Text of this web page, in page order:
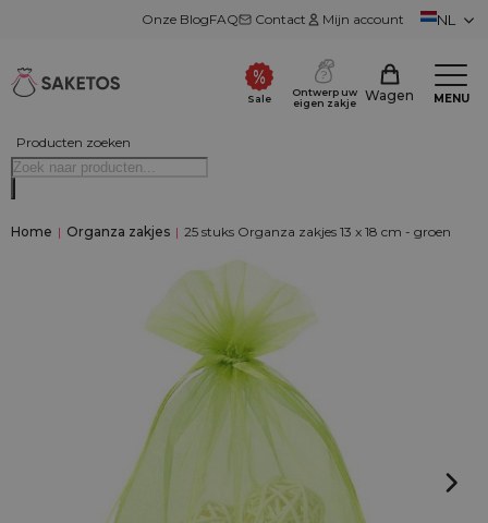
Onze BlogFAQ Contact Mijn account NL
Producten zoeken
Sale
Ontwerp uw
eigen zakje
Wagen MENU
Home | Organza zakjes | 25 stuks Organza zakjes 13 x 18 cm - groen